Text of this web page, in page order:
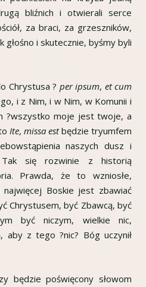
bliźnich i otwierali serce
za braci, za grzeszników,
głośno i skutecznie, byśmy byli
Chrystusa ? per ipsum, et cum
i z Nim, i w Nim, w Komunii i
?wszystko moje jest twoje, a
Ite, missa estbędzie tryumfem
naszych dusz i
się rozwinie z historią
Prawda, że to wzniosłe,
Boskie jest zbawiać
Chrystusem, być Zbawcą, być
być niczym, wielkie nic,
aby z tego ?nic? Bóg uczynił
będzie poświęcony słowom